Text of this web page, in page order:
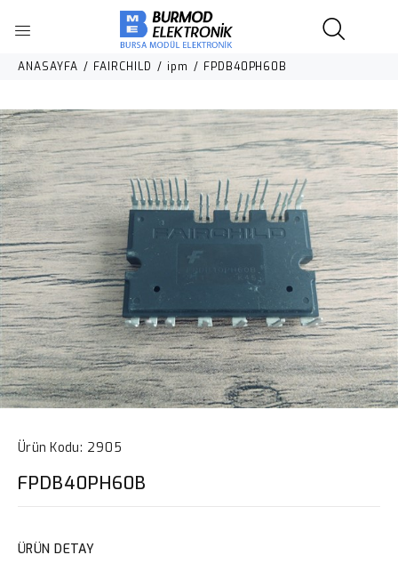
ANASAYFA FAIRCHILD ipm FPDB40PH60B
Ürün Kodu: 2905
FPDB40PH60B
ÜRÜN DETAY